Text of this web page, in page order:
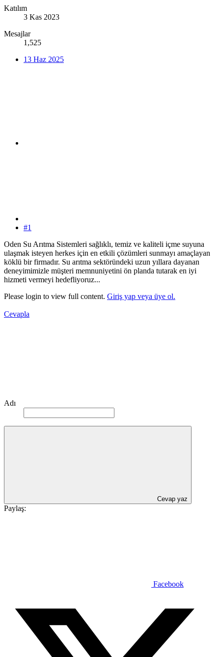
Katılım
3 Kas 2023
Mesajlar
1,525
13 Haz 2025
#1
Oden Su Arıtma Sistemleri sağlıklı, temiz ve kaliteli içme suyuna
ulaşmak isteyen herkes için en etkili çözümleri sunmayı amaçlayan
köklü bir firmadır. Su arıtma sektöründeki uzun yıllara dayanan
deneyimimizle müşteri memnuniyetini ön planda tutarak en iyi
hizmeti vermeyi hedefliyoruz...
Please login to view full content. Giriş yap veya üye ol.
Cevapla
Adı
Cevap yaz
Paylaş:
Facebook